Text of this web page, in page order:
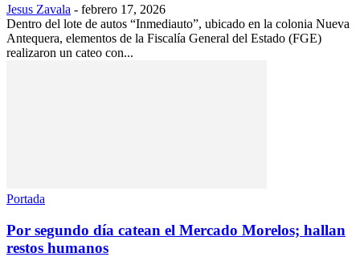
Jesus Zavala - febrero 17, 2026
Dentro del lote de autos “Inmediauto”, ubicado en la colonia Nueva
Antequera, elementos de la Fiscalía General del Estado (FGE)
realizaron un cateo con...
Portada
Por segundo día catean el Mercado Morelos; hallan
restos humanos